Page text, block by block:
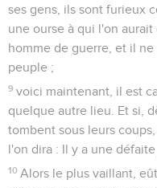
ses gens, ils sont furieux
une ourse à qui l'on
homme de guerre, et il
peuple ;
9 voici maintenant, il est
quelque autre lieu. Et si,
tombent sous leurs
l'on dira : Il y a une
10 Alors le plus vaillant,